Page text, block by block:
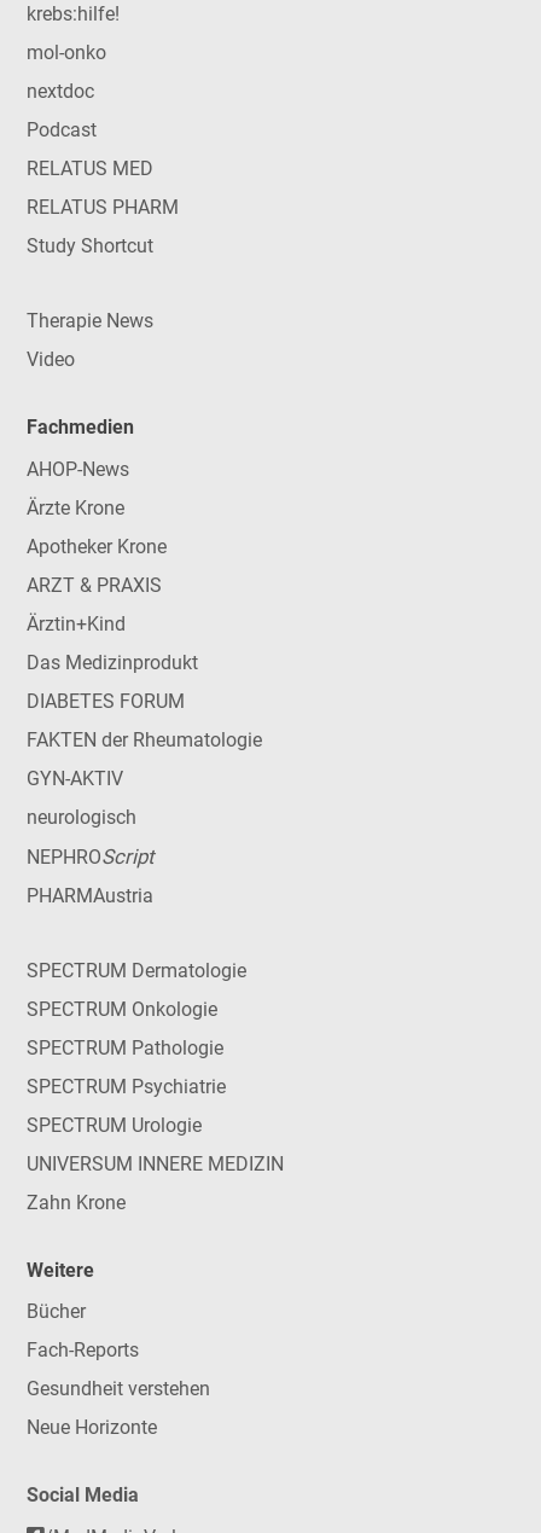
krebs:hilfe!
mol-onko
nextdoc
Podcast
RELATUS MED
RELATUS PHARM
Study Shortcut
Therapie News
Video
Fachmedien
AHOP-News
Ärzte Krone
Apotheker Krone
ARZT & PRAXIS
Ärztin+Kind
Das Medizinprodukt
DIABETES FORUM
FAKTEN der Rheumatologie
GYN-AKTIV
neurologisch
NEPHROScript
PHARMAustria
SPECTRUM Dermatologie
SPECTRUM Onkologie
SPECTRUM Pathologie
SPECTRUM Psychiatrie
SPECTRUM Urologie
UNIVERSUM INNERE MEDIZIN
Zahn Krone
Weitere
Bücher
Fach-Reports
Gesundheit verstehen
Neue Horizonte
Social Media